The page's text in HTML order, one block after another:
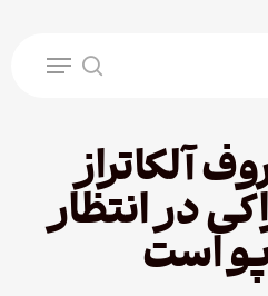
search
Menu
آلکاتراز
در انتظار
است